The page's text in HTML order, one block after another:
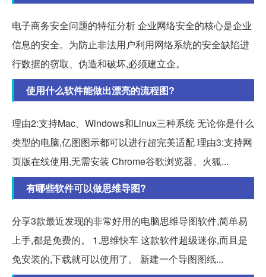
电子商务安全问题的特征分析 企业网络安全的核心是企业
信息的安全。为防止非法用户利用网络系统的安全缺陷进
行数据的窃取、伪造和破坏,必须建立企。
使用什么软件能做出漂亮的流程图?
理由2:支持Mac、Windows和Linux三种系统 无论你是什么
类型的电脑,亿图图示都可以进行超完美适配 理由3:支持网
页版在线使用,无需安装 Chrome谷歌浏览器、火狐...
有哪些软件可以做思维导图?
分享3款最近发现的非常好用的电脑思维导图软件,简单易
上手,都是免费的。 1.思维快车 这款软件超级迷你,而且是
免安装的,下载就可以使用了。 新建一个导图图纸...